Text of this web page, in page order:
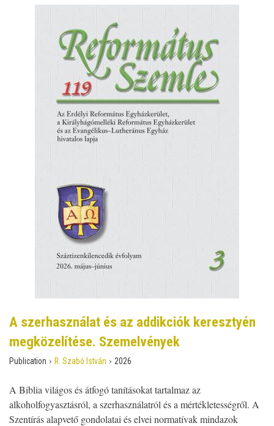
A szerhasználat és az addikciók keresztyén
megközelítése. Szemelvények
Publication › R. Szabó István › 2026
A Biblia világos és átfogó tanításokat tartalmaz az
alkoholfogyasztásról, a szerhasználatról és a mértékletességről. A
Szentírás alapvető gondolatai és elvei normatívak mindazok